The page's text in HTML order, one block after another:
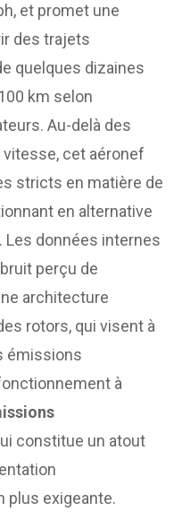
et promet une
des trajets
quelques dizaines
km selon
Au-delà des
cet aéronef
stricts en matière de
en alternative
données internes
perçu de
architecture
rotors, qui visent à
émissions
à
constitue un atout
plus exigeante.